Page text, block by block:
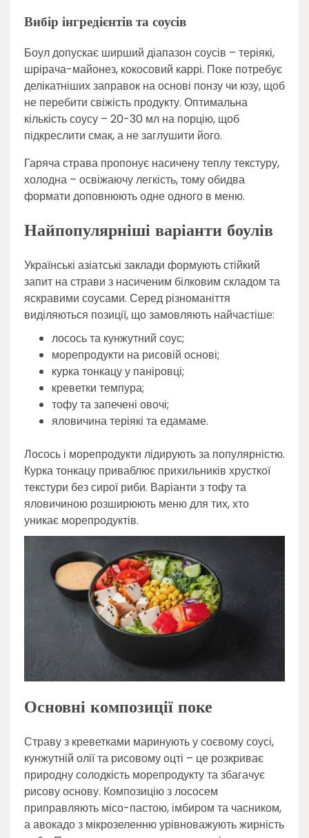
Вибір інгредієнтів та соусів
Боул допускає ширший діапазон соусів – теріякі,
шрірача-майонез, кокосовий каррі. Поке потребує
делікатніших заправок на основі понзу чи юзу, щоб
не перебити свіжість продукту. Оптимальна
кількість соусу – 20-30 мл на порцію, щоб
підкреслити смак, а не заглушити його.
Гаряча страва пропонує насичену теплу текстуру,
холодна – освіжаючу легкість, тому обидва
формати доповнюють одне одного в меню.
Найпопулярніші варіанти боулів
Українські азіатські заклади формують стійкий
запит на страви з насиченим білковим складом та
яскравими соусами. Серед різноманіття
виділяються позиції, що замовляють найчастіше:
лосось та кунжутний соус;
морепродукти на рисовій основі;
курка тонкацу у паніровці;
креветки темпура;
тофу та запечені овочі;
яловичина теріякі та едамаме.
Лосось і морепродукти лідирують за популярністю.
Курка тонкацу приваблює прихильників хрусткої
текстури без сирої риби. Варіанти з тофу та
яловичиною розширюють меню для тих, хто
уникає морепродуктів.
Основні композиції поке
Страву з креветками маринують у соєвому соусі,
кунжутній олії та рисовому оцті – це розкриває
природну солодкість морепродукту та збагачує
рисову основу. Композицію з лососем
приправляють місо-пастою, імбиром та часником,
а авокадо з мікрозеленню урівноважують жирність